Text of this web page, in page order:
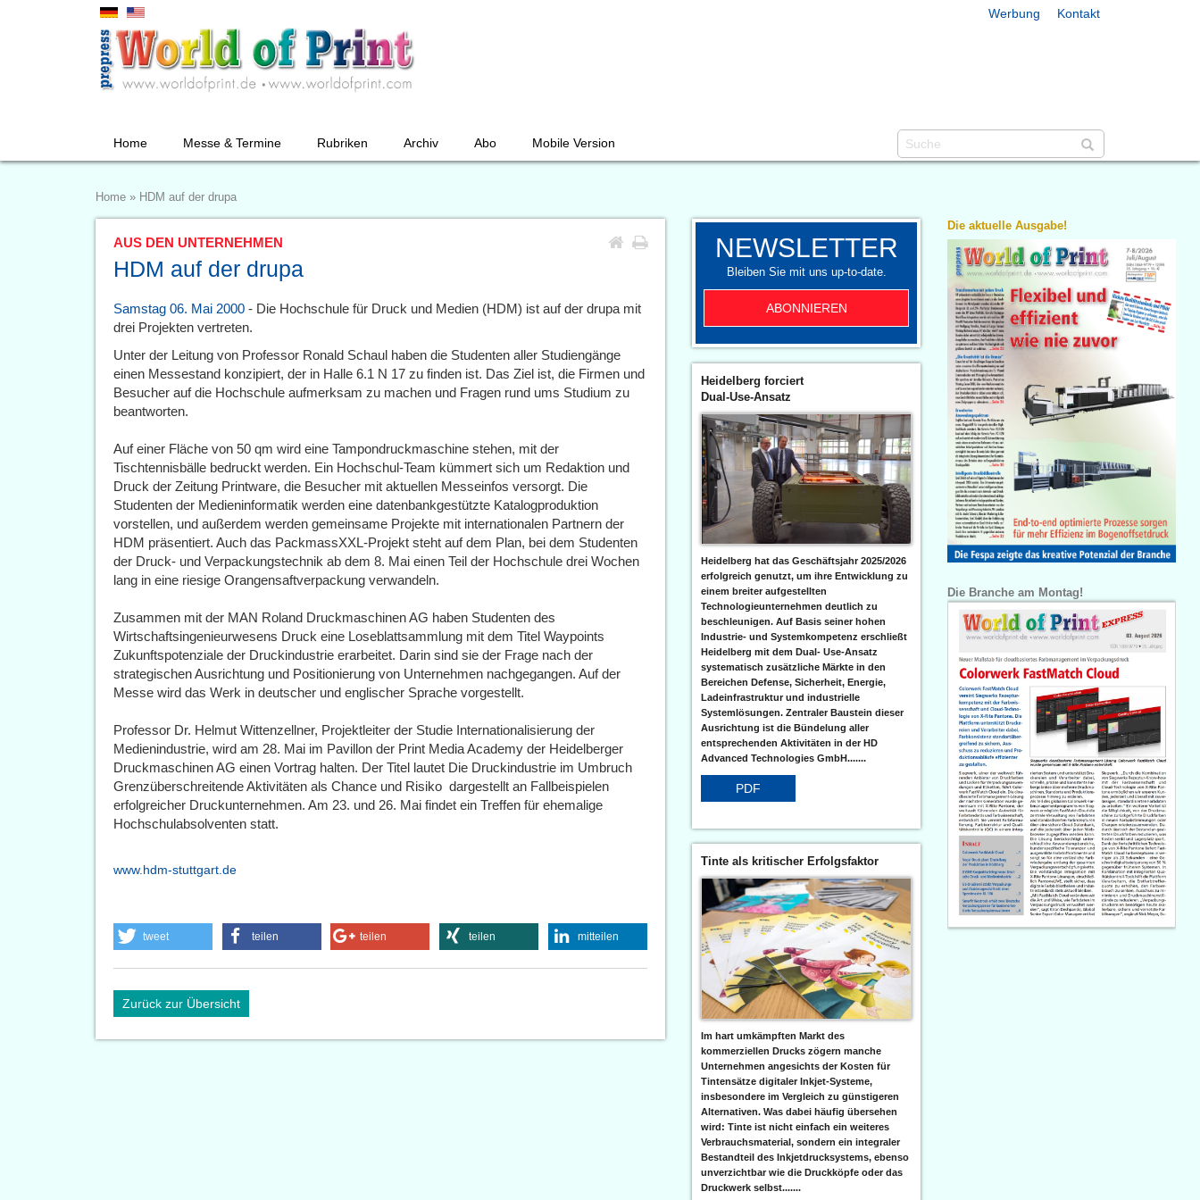
Werbung Kontakt
Home Messe & Termine Rubriken Archiv Abo Mobile Version
Home » HDM auf der drupa
AUS DEN UNTERNEHMEN
HDM auf der drupa
Samstag 06. Mai 2000 - Die Hochschule für Druck und Medien (HDM) ist auf der drupa mit
drei Projekten vertreten.
Unter der Leitung von Professor Ronald Schaul haben die Studenten aller Studiengänge
einen Messestand konzipiert, der in Halle 6.1 N 17 zu finden ist. Das Ziel ist, die Firmen und
Besucher auf die Hochschule aufmerksam zu machen und Fragen rund ums Studium zu
beantworten.
Auf einer Fläche von 50 qm wird eine Tampondruckmaschine stehen, mit der
Tischtennisbälle bedruckt werden. Ein Hochschul-Team kümmert sich um Redaktion und
Druck der Zeitung Printware, die Besucher mit aktuellen Messeinfos versorgt. Die
Studenten der Medieninformatik werden eine datenbankgestützte Katalogproduktion
vorstellen, und außerdem werden gemeinsame Projekte mit internationalen Partnern der
HDM präsentiert. Auch das PackmassXXL-Projekt steht auf dem Plan, bei dem Studenten
der Druck- und Verpackungstechnik ab dem 8. Mai einen Teil der Hochschule drei Wochen
lang in eine riesige Orangensaftverpackung verwandeln.
Zusammen mit der MAN Roland Druckmaschinen AG haben Studenten des
Wirtschaftsingenieurwesens Druck eine Loseblattsammlung mit dem Titel Waypoints 
Zukunftspotenziale der Druckindustrie erarbeitet. Darin sind sie der Frage nach der
strategischen Ausrichtung und Positionierung von Unternehmen nachgegangen. Auf der
Messe wird das Werk in deutscher und englischer Sprache vorgestellt.
Professor Dr. Helmut Wittenzellner, Projektleiter der Studie Internationalisierung der
Medienindustrie, wird am 28. Mai im Pavillon der Print Media Academy der Heidelberger
Druckmaschinen AG einen Vortrag halten. Der Titel lautet Die Druckindustrie im Umbruch 
Grenzüberschreitende Aktivitäten als Chance und Risiko  dargestellt an Fallbeispielen
erfolgreicher Druckunternehmen. Am 23. und 26. Mai findet ein Treffen für ehemalige
Hochschulabsolventen statt.
www.hdm-stuttgart.de
tweet teilen teilen teilen mitteilen
Zurück zur Übersicht
NEWSLETTER
Bleiben Sie mit uns up-to-date.
ABONNIEREN
Heidelberg forciert
Dual-Use-Ansatz
Heidelberg hat das Geschäftsjahr 2025/2026
erfolgreich genutzt, um ihre Entwicklung zu
einem breiter aufgestellten
Technologieunternehmen deutlich zu
beschleunigen. Auf Basis seiner hohen
Industrie- und Systemkompetenz erschließt
Heidelberg mit dem Dual- Use-Ansatz
systematisch zusätzliche Märkte in den
Bereichen Defense, Sicherheit, Energie,
Ladeinfrastruktur und industrielle
Systemlösungen. Zentraler Baustein dieser
Ausrichtung ist die Bündelung aller
entsprechenden Aktivitäten in der HD
Advanced Technologies GmbH.......
PDF
Tinte als kritischer Erfolgsfaktor
Im hart umkämpften Markt des
kommerziellen Drucks zögern manche
Unternehmen angesichts der Kosten für
Tintensätze digitaler Inkjet-Systeme,
insbesondere im Vergleich zu günstigeren
Alternativen. Was dabei häufig übersehen
wird: Tinte ist nicht einfach ein weiteres
Verbrauchsmaterial, sondern ein integraler
Bestandteil des Inkjetdrucksystems, ebenso
unverzichtbar wie die Druckköpfe oder das
Druckwerk selbst.......
Die aktuelle Ausgabe!
Die Branche am Montag!